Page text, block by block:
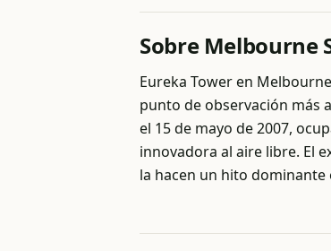
Sobre Melbourne
Eureka Tower en
punto de observación más
el 15 de mayo de 2007,
innovadora al aire libre. El
la hacen un hito